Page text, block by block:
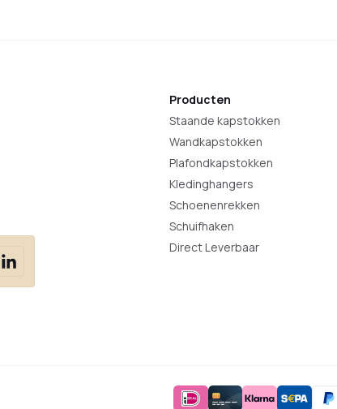
Producten
Staande kapstokken
Wandkapstokken
Plafondkapstokken
Kledinghangers
Schoenenrekken
Schuifhaken
Direct Leverbaar